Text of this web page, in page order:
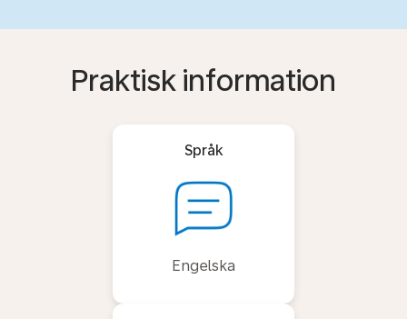
Praktisk information
Språk
Engelska